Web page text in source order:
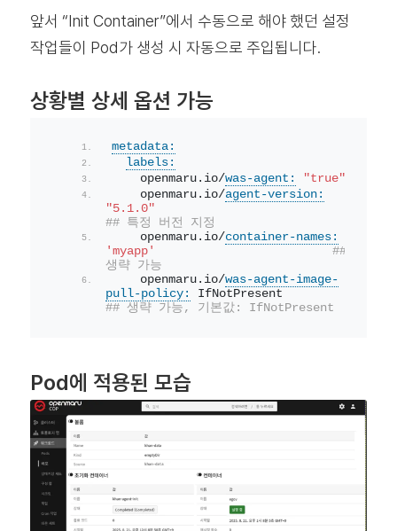
앞서 “Init Container”에서 수동으로 해야 했던 설정
작업들이 Pod가 생성 시 자동으로 주입됩니다.
상황별 상세 옵션 가능
metadata:
labels:
    openmaru.io/
was-agent:
"true"
    openmaru.io/
agent-version:
"5.1.0"
## 특정 버전 지정
    openmaru.io/
container-names:
'myapp'
##
생략 가능
    openmaru.io/
was-agent-image-
pull-policy:
## 생략 가능, 기본값: IfNotPresent
Pod에 적용된 모습